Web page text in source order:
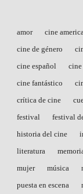
amor cine
cine de género
cine español
cine
cine fantástico
crítica de cine
festival
festival
historia del cine
literatura
mujer
música
puesta en escena